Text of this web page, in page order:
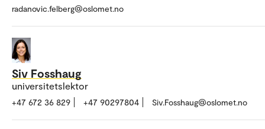
radanovic.felberg@oslomet.no
Siv Fosshaug
universitetslektor
+47 672 36 829 +47 90297804 Siv.Fosshaug@oslomet.no